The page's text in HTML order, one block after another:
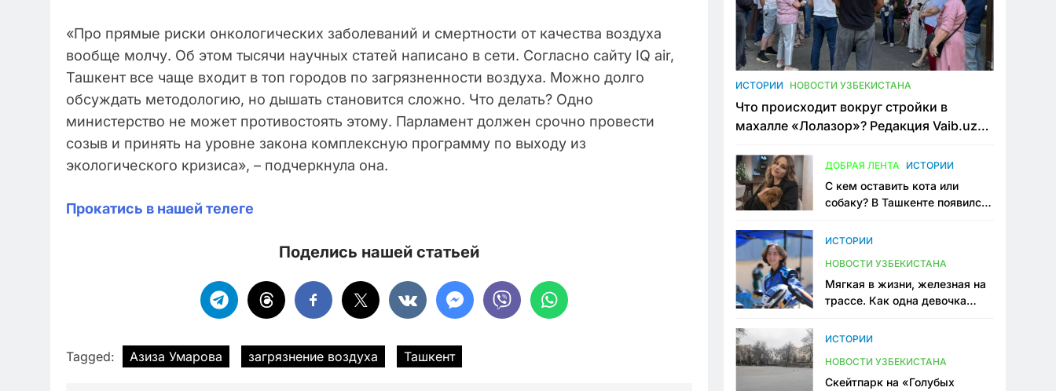
«Про прямые риски онкологических заболеваний и смертности от качества воздуха
вообще молчу. Об этом тысячи научных статей написано в сети. Согласно сайту IQ air,
Ташкент все чаще входит в топ городов по загрязненности воздуха. Можно долго
обсуждать методологию, но дышать становится сложно. Что делать? Одно
министерство не может противостоять этому. Парламент должен срочно провести
созыв и принять на уровне закона комплексную программу по выходу из
экологического кризиса», – подчеркнула она.
Прокатись в нашей телеге
Поделись нашей статьей
Tagged: Азиза Умарова загрязнение воздуха Ташкент
ИСТОРИИ НОВОСТИ УЗБЕКИСТАНА
Что происходит вокруг стройки в
махалле «Лолазор»? Редакция Vaib.uz
конфликта
ДОБРАЯ ЛЕНТА ИСТОРИИ
С кем оставить кота или
собаку? В Ташкенте появился
ИСТОРИИ
НОВОСТИ УЗБЕКИСТАНА
Мягкая в жизни, железная на
трассе. Как одна девочка
Узбекистане
ИСТОРИИ
НОВОСТИ УЗБЕКИСТАНА
Скейтпарк на «Голубых